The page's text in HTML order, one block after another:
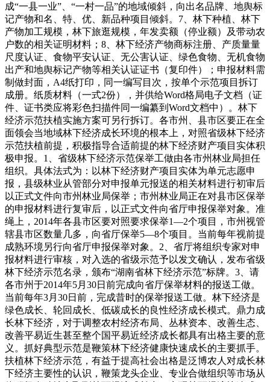
成“一县一业”、“一村一品”的地域倾斜，向出名品牌、地舆标
记产物和名、特、优、新品种项目倾斜。7、林下种植、林下
产物加工规模，林下旅逛规模，年发卖额（停业额）及带动农
户数的相关证明材料；8、林下经济产物商标注册、产质量量
尺度认证、食物平安认证、无公害认证、绿色食物、无机食物
出产和地舆标记产物等相关认证证书（复印件）；申报材料需
制做封面，A4纸打印，同一编写目次，按单个示范项目拆订
成册。纸质材料（一式2份），并供给Word格局电子文档（证
件、证书类应将彩色扫描件同一编纂到Word文档中）。林下
经济示范扶植实施方案可另行拆订。各市州、县市区要正在全
面领会当地域林下经济成长环境的根本上，对照省级林下经济
示范扶植前提，积极指导合适前提的林下经济财产项目实体积
极申报。1、省级林下经济示范保举工做由各市州林业局担任
组织。具体法式为：以林下经济财产项目实体为单元志愿申
报，县级林业从管部分对申报单元报送的相关材料进行初审后
以正式文件向市州林业局保举；市州林业局正在对县市区保举
的申报材料进行复审后，以正式文件向省厅申报保举对象。准
绳上，2014年各县市区要对照要求保举1—2个项目，市州视管
辖县市区数量几多，向省厅保举5—8个项目。当前每年视前提
成熟环境另行向省厅申报保举对象。2、省厅将组织专家对申
报材料进行审核，对入选的省级示范予以发文确认，发布省级
林下经济示范名录，颁布“湖南省林下经济示范”标牌。3、请
各市州于2014年5月30日前完成向省厅保举材料的报送工做。
当前每年3月30日前，完成昔时的保举报送工做。林下经济是
绿色成长、轮回成长、低碳成长的良性经济成长模式。鼎力成
长林下经济，对于调整农村经济布局、丛林资本、改善生态、
改善平易近生甚至整个国平易近经济成长都具有出格主要的意
义。抓好典型示范是鞭策林下经济健康快速成长的主要抓手。
扶植林下经济示范，有益于提高社会出格是泛博农人对成长林
下经济主要性的认识，鞭策龙头企业、专业合做组织等市场从